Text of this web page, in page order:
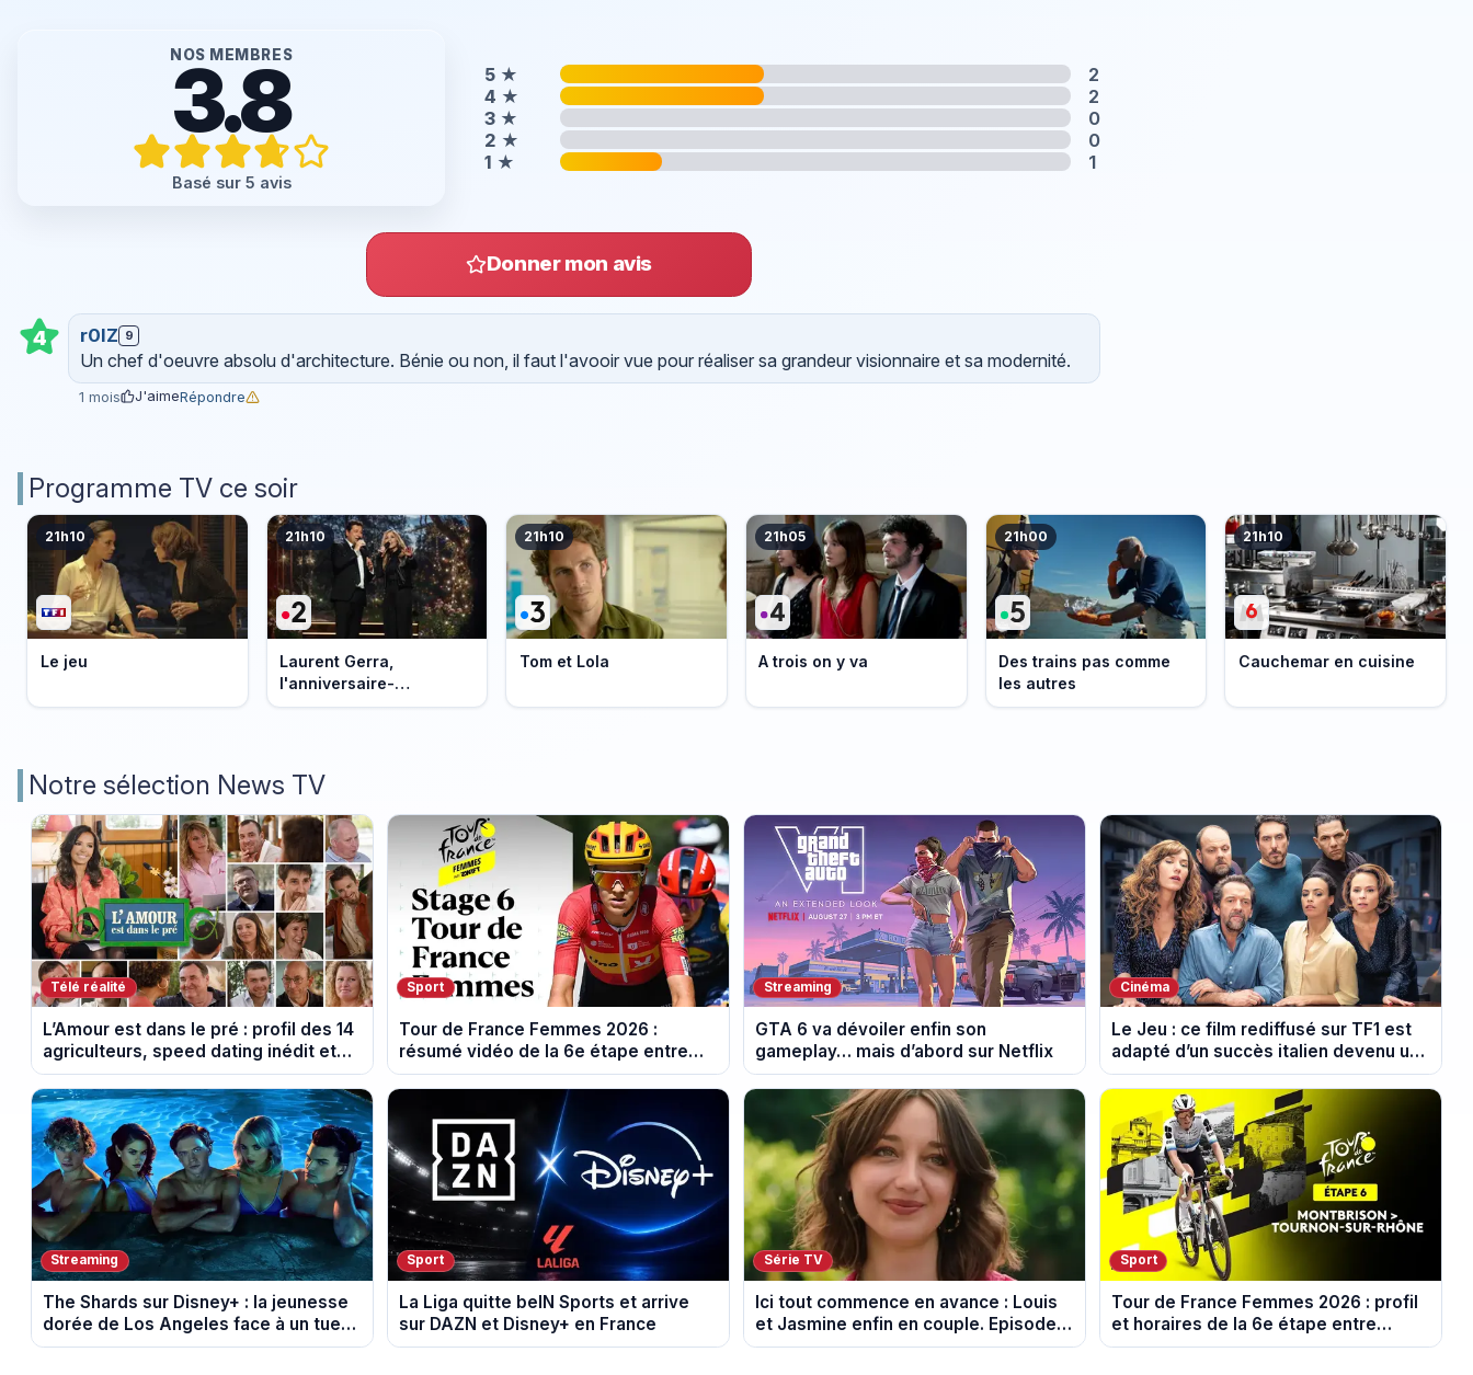
NOS MEMBRES
3.8
Basé sur 5 avis
5 ★
2
4 ★
2
3 ★
0
2 ★
0
1 ★ 1
Donner mon avis
4 r0lZ 9
Un chef d'oeuvre absolu d'architecture. Bénie ou non, il faut l'avooir vue pour réaliser sa grandeur visionnaire et sa modernité.
1 mois J'aimeRépondre
Programme TV ce soir
21h10
Le jeu
21h10
Laurent Gerra,
l'anniversaire-
événement
21h10
Tom et Lola
21h05
A trois on y va
21h00
Des trains pas comme
les autres
21h10
Cauchemar en cuisine
Notre sélection News TV
Télé réalité
L’Amour est dans le pré : profil des 14
agriculteurs, speed dating inédit et
de nouvelles histoires d’amour
Sport
Tour de France Femmes 2026 :
résumé vidéo de la 6e étape entre
Montbrison et Tournon-sur-Rhône
Streaming
GTA 6 va dévoiler enfin son
gameplay… mais d’abord sur Netflix
Cinéma
Le Jeu : ce film rediffusé sur TF1 est
adapté d’un succès italien devenu un
phénomène mondial
Streaming
The Shards sur Disney+ : la jeunesse
dorée de Los Angeles face à un tueur
dans les années 80
Sport
La Liga quitte beIN Sports et arrive
sur DAZN et Disney+ en France
Série TV
Ici tout commence en avance : Louis
et Jasmine enfin en couple. Episode
du 7 août 2026 (spoiler)
Sport
Tour de France Femmes 2026 : profil
et horaires de la 6e étape entre
Montbrison et Tournon-sur-Rhône